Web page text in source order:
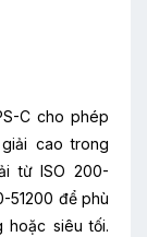
C cho phép
cao trong
từ ISO 200-
51200 để phù
hoặc siêu tối.